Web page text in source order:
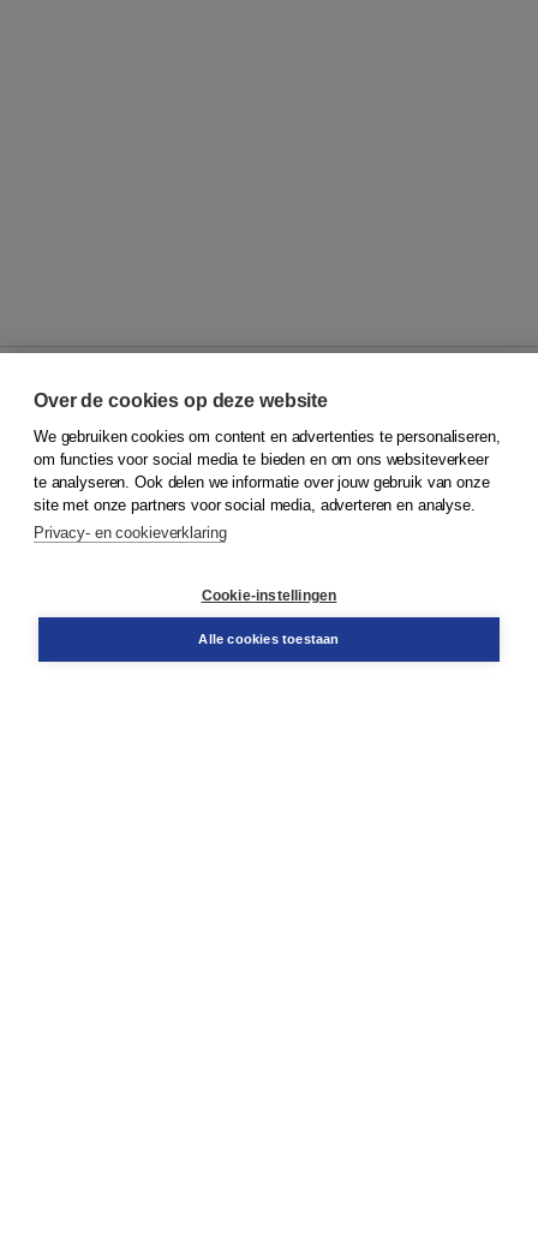
© 2026Koninklijke Boom uitgevers
Klantenservice
Service & informatie
Contact
Over de cookies op deze website
We gebruiken cookies om content en advertenties te personaliseren,
om functies voor social media te bieden en om ons websiteverkeer
te analyseren. Ook delen we informatie over jouw gebruik van onze
site met onze partners voor social media, adverteren en analyse.
Privacy- en cookieverklaring
Cookie-instellingen
Alle cookies toestaan